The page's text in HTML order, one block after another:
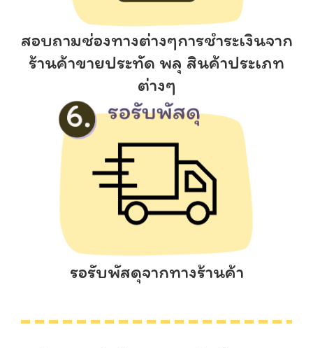
สอบถามช่องทางต่างๆการชำระเงินจาก
ร้านค้าขายประทัด พลุ สินค้าประเภท
ต่างๆ
รอรับพัสดุจากทางร้านค้า